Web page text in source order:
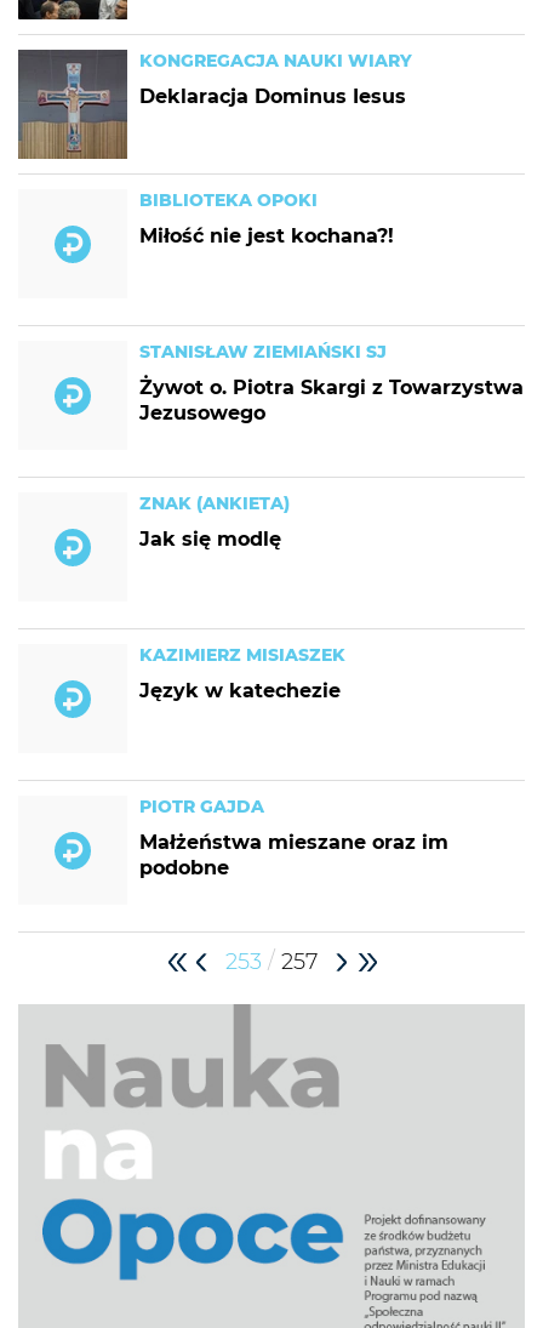
KONGREGACJA NAUKI WIARY
Deklaracja Dominus Iesus
BIBLIOTEKA OPOKI
Miłość nie jest kochana?!
STANISŁAW ZIEMIAŃSKI SJ
Żywot o. Piotra Skargi z Towarzystwa
Jezusowego
ZNAK (ANKIETA)
Jak się modlę
KAZIMIERZ MISIASZEK
Język w katechezie
PIOTR GAJDA
Małżeństwa mieszane oraz im
podobne
253 / 257